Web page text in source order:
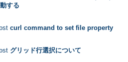
するof 5 in Average
curl command to set file property
out of 5 in Average
グリッド行選択について
out of 5 in Average